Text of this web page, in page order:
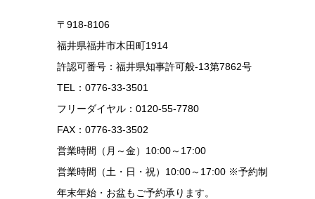
〒918-8106
福井県福井市木田町1914
許認可番号：福井県知事許可般-13第7862号
TEL：0776-33-3501
フリーダイヤル：0120-55-7780
FAX：0776-33-3502
営業時間（月～金）10:00～17:00
営業時間（土・日・祝）10:00～17:00 ※予約制
年末年始・お盆もご予約承ります。